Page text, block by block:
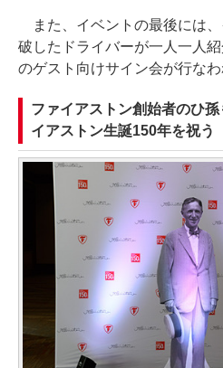
また、イベントの最後には
破したドライバーが一人一人
のゲスト向けサイン会が行なわ
ファイアストン創始者のひ
イアストン生誕150年を祝う